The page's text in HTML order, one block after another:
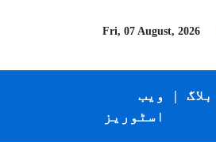
Fri, 07 August, 2026
ویب
اسٹوریز
| بلاگ